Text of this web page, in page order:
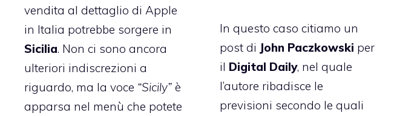
vendita al dettaglio di Apple
in Italia potrebbe sorgere in
Sicilia. Non ci sono ancora
ulteriori indiscrezioni a
riguardo, ma la voce “Sicily” è
apparsa nel menù che potete
In questo caso citiamo un
post di John Paczkowski per
il Digital Daily, nel quale
l’autore ribadisce le
previsioni secondo le quali